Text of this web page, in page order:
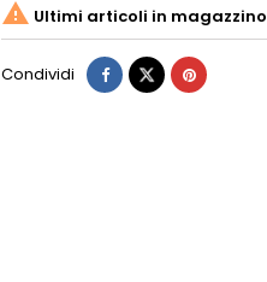
 Ultimi articoli in magazzino
Condividi